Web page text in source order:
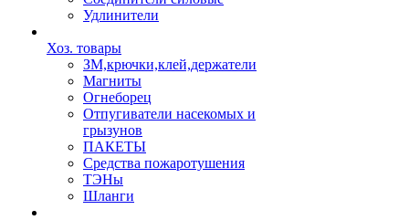
Удлинители
Хоз. товары
ЗМ,крючки,клей,держатели
Магниты
Огнеборец
Отпугиватели насекомых и
грызунов
ПАКЕТЫ
Средства пожаротушения
ТЭНы
Шланги